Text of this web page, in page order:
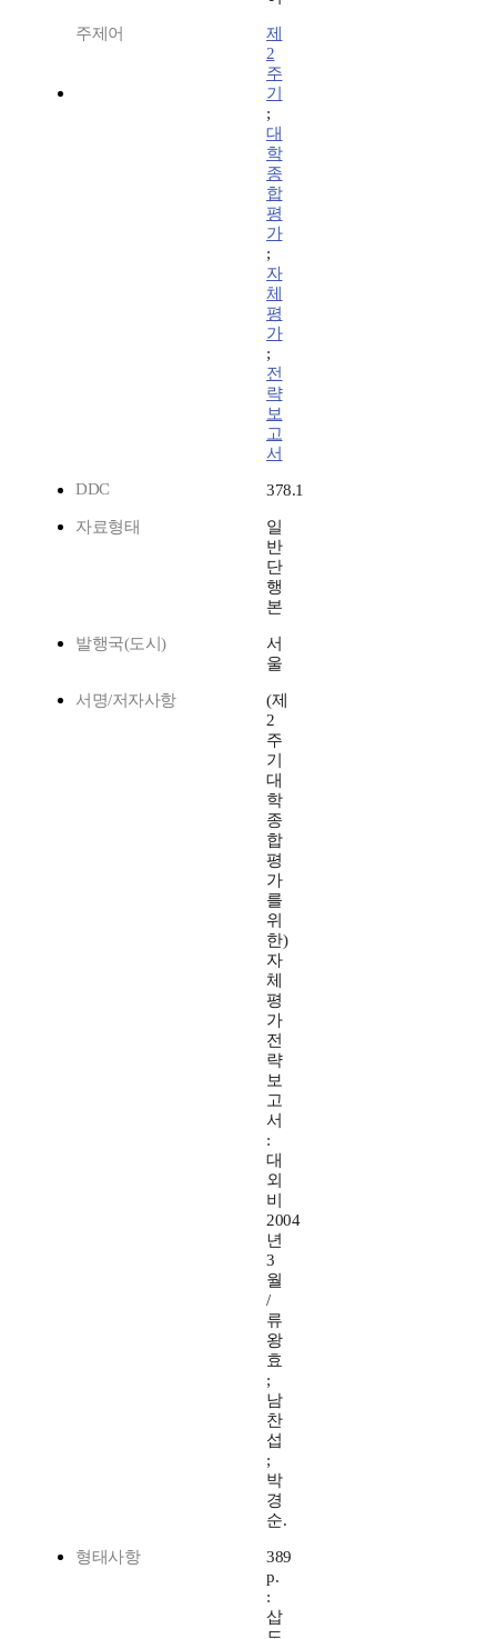
주제어
제
2
주
기
;
대
학
종
합
평
가
;
자
체
평
가
;
전
략
보
고
서
DDC
378.1
자료형태
일
반
단
행
본
발행국(도시)
서
울
서명/저자사항
(제
2
주
기
대
학
종
합
평
가
를
위
한)
자
체
평
가
전
략
보
고
서
:
대
외
비
2004
년
3
월
/
류
왕
효
;
남
찬
섭
;
박
경
순.
형태사항
389
p.
:
삽